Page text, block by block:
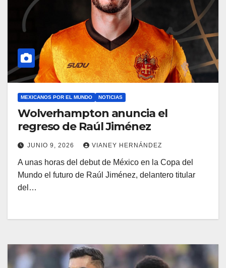
MEXICANOS POR EL MUNDO NOTICIAS
Wolverhampton anuncia el
regreso de Raúl Jiménez
JUNIO 9, 2026 VIANEY HERNÁNDEZ
A unas horas del debut de México en la Copa del
Mundo el futuro de Raúl Jiménez, delantero titular
del…